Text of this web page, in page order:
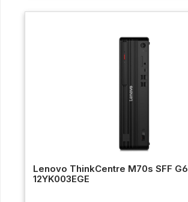
Lenovo ThinkCentre M70s SFF G6
12YK003EGE